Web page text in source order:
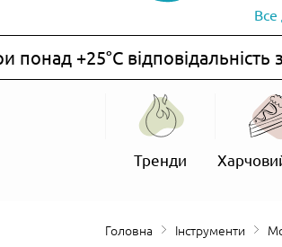
+25°C відповідальність
Тренди
Головна Інструменти